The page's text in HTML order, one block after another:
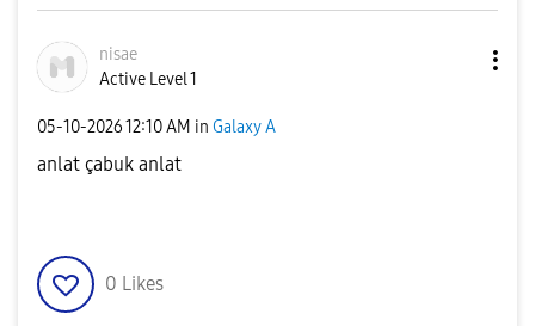
nisae
Active Level 1
‎05-10-202612:10 AM in Galaxy A
anlat çabuk anlat
0 Likes